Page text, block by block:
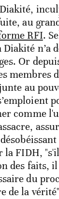
au
RFI.
n’a
Or
membres
au
comme
FIDH,
des faits,
du
de la